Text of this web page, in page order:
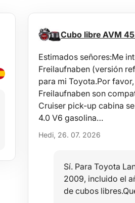
Cubo libre AVM
Estimados señores:Me
Freilaufnaben (versión
para mi Toyota.Por
Freilaufnaben son
Cruiser pick-up cabina
4.0 V6 gasolina…
Hedi, 26. 07. 2026
Sí. Para Toyota
2009, incluido el
de cubos